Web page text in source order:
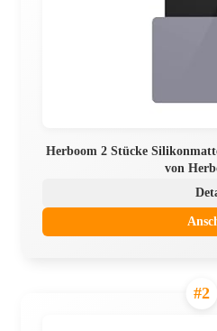
Herboom 2 Stücke
von
#2